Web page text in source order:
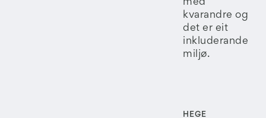
med
kvarandre og
det er eit
inkluderande
miljø.
HEGE